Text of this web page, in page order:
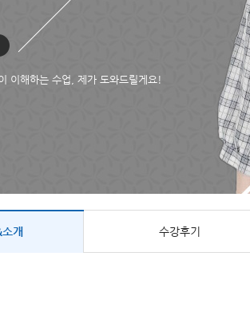
이해하는 수업, 제가 도와드릴게요!
개 수강후기